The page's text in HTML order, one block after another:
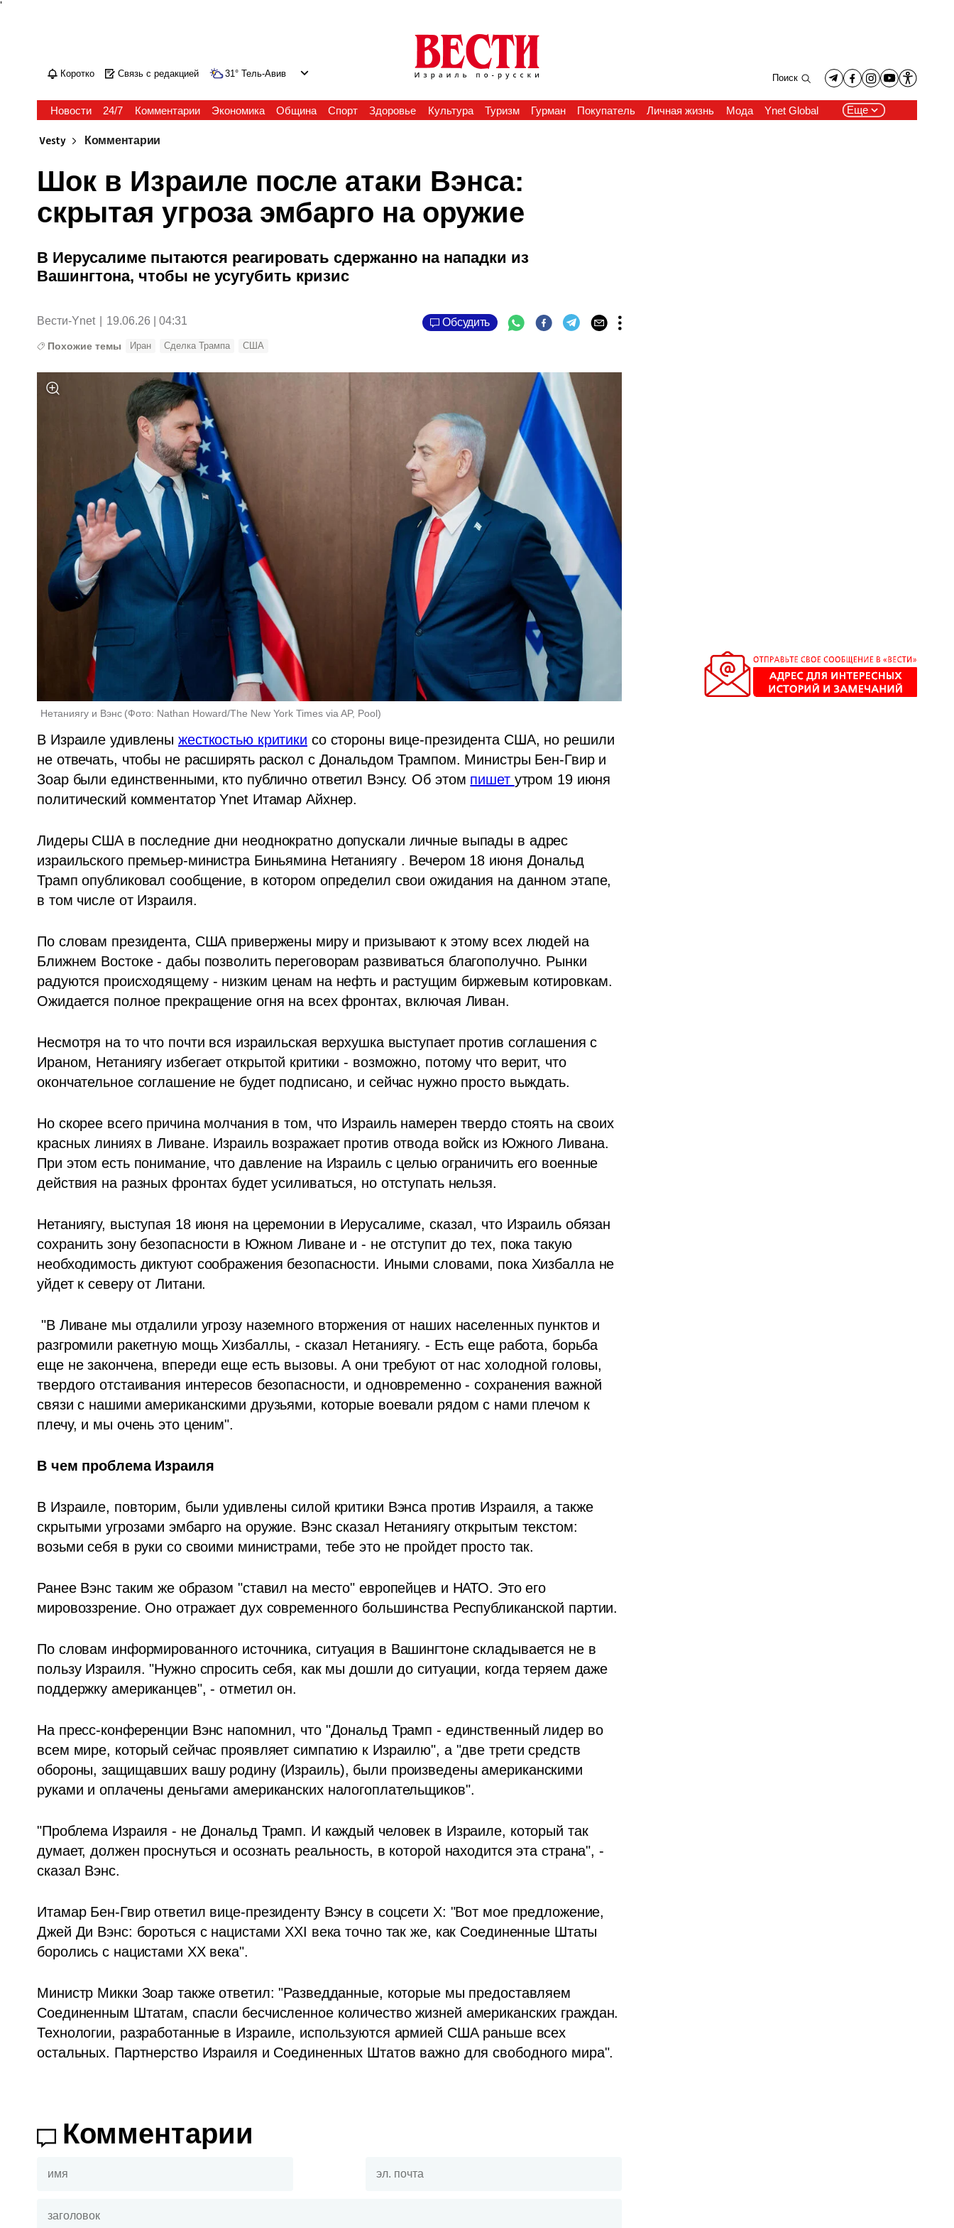
'
Коротко Связь с редакцией 31° Тель-Авив Поиск
Новости 24/7 Комментарии Экономика Община Спорт Здоровье Культура Туризм Гурман Покупатель Личная жизнь Мода Ynet Global Еще
Vesty Комментарии
Шок в Израиле после атаки Вэнса:
скрытая угроза эмбарго на оружие
В Иерусалиме пытаются реагировать сдержанно на нападки из
Вашингтона, чтобы не усугубить кризис
Вести-Ynet 19.06.26 | 04:31 Обсудить
Похожие темы Иран Сделка Трампа США
Нетаниягу и Вэнс (Фото: Nathan Howard/The New York Times via AP, Pool)
В Израиле удивлены жесткостью критики со стороны вице-президента США, но решили
не отвечать, чтобы не расширять раскол с Дональдом Трампом. Министры Бен-Гвир и
Зоар были единственными, кто публично ответил Вэнсу. Об этом пишет утром 19 июня
политический комментатор Ynet Итамар Айхнер.
Лидеры США в последние дни неоднократно допускали личные выпады в адрес
израильского премьер-министра Биньямина Нетаниягу . Вечером 18 июня Дональд
Трамп опубликовал сообщение, в котором определил свои ожидания на данном этапе,
в том числе от Израиля.
По словам президента, США привержены миру и призывают к этому всех людей на
Ближнем Востоке - дабы позволить переговорам развиваться благополучно. Рынки
радуются происходящему - низким ценам на нефть и растущим биржевым котировкам.
Ожидается полное прекращение огня на всех фронтах, включая Ливан.
Несмотря на то что почти вся израильская верхушка выступает против соглашения с
Ираном, Нетаниягу избегает открытой критики - возможно, потому что верит, что
окончательное соглашение не будет подписано, и сейчас нужно просто выждать.
Но скорее всего причина молчания в том, что Израиль намерен твердо стоять на своих
красных линиях в Ливане. Израиль возражает против отвода войск из Южного Ливана.
При этом есть понимание, что давление на Израиль с целью ограничить его военные
действия на разных фронтах будет усиливаться, но отступать нельзя.
Нетаниягу, выступая 18 июня на церемонии в Иерусалиме, сказал, что Израиль обязан
сохранить зону безопасности в Южном Ливане и - не отступит до тех, пока такую
необходимость диктуют соображения безопасности. Иными словами, пока Хизбалла не
уйдет к северу от Литани.
разгромили ракетную мощь Хизбаллы, - сказал Нетаниягу. - Есть еще работа, борьба
еще не закончена, впереди еще есть вызовы. А они требуют от нас холодной головы,
твердого отстаивания интересов безопасности, и одновременно - сохранения важной
связи с нашими американскими друзьями, которые воевали рядом с нами плечом к
плечу, и мы очень это ценим".
В чем проблема Израиля
В Израиле, повторим, были удивлены силой критики Вэнса против Израиля, а также
скрытыми угрозами эмбарго на оружие. Вэнс сказал Нетаниягу открытым текстом:
возьми себя в руки со своими министрами, тебе это не пройдет просто так.
Ранее Вэнс таким же образом "ставил на место" европейцев и НАТО. Это его
По словам информированного источника, ситуация в Вашингтоне складывается не в
пользу Израиля. "Нужно спросить себя, как мы дошли до ситуации, когда теряем даже
поддержку американцев", - отметил он.
На пресс-конференции Вэнс напомнил, что "Дональд Трамп - единственный лидер во
всем мире, который сейчас проявляет симпатию к Израилю", а "две трети средств
обороны, защищавших вашу родину (Израиль), были произведены американскими
руками и оплачены деньгами американских налогоплательщиков".
"Проблема Израиля - не Дональд Трамп. И каждый человек в Израиле, который так
думает, должен проснуться и осознать реальность, в которой находится эта страна", -
сказал Вэнс.
Итамар Бен-Гвир ответил вице-президенту Вэнсу в соцсети Х: "Вот мое предложение,
Джей Ди Вэнс: бороться с нацистами XXI века точно так же, как Соединенные Штаты
боролись с нацистами XX века".
Министр Микки Зоар также ответил: "Разведданные, которые мы предоставляем
Соединенным Штатам, спасли бесчисленное количество жизней американских граждан.
Технологии, разработанные в Израиле, используются армией США раньше всех
остальных. Партнерство Израиля и Соединенных Штатов важно для свободного мира".
Комментарии